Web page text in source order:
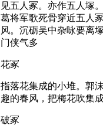
见五人冢。亦作五人塚
葛将军歌死骨穿近五人
风。沉砺吴中杂咏要离
门侠气多
花冢
指落花集成的小堆。郭
趣的春风，把梅花吹集
破冢